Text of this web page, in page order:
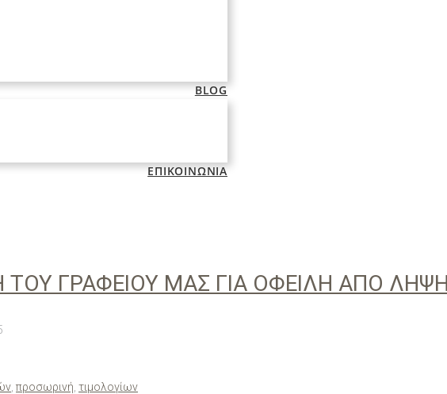
BLOG
ΕΠΙΚΟΙΝΩΝΙΑ
ΓΡΑΦΕΙΟΥ ΜΑΣ ΓΙΑ ΟΦΕΙΛΗ ΑΠΟ
προσωρινή τιμολογίων